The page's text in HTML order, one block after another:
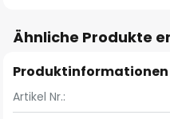
Ähnliche Produkte
Produktinformationen
Artikel Nr.: